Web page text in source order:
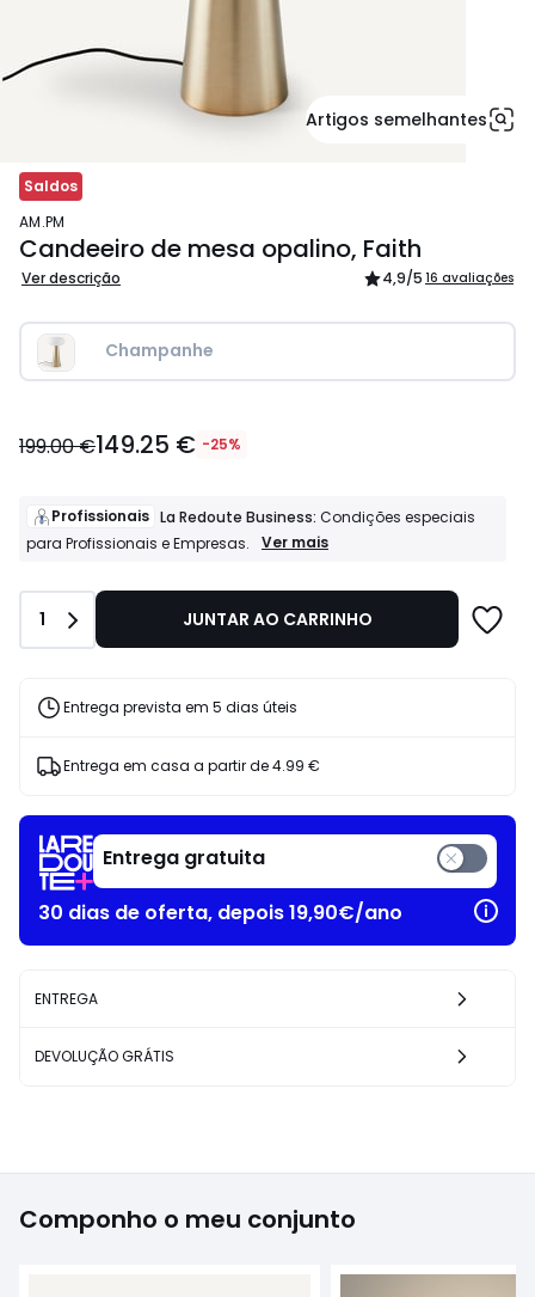
Artigos semelhantes
Saldos
AM.PM
Candeeiro de mesa opalino, Faith
Ver descrição 4,9/5 16 avaliações
Champanhe
€
de
199.00
25%
desconto
199.00 €149.25 € -25%
Profissionais La Redoute Business: Condições especiais
para Profissionais e Empresas.
Profissionais
Condições
e
Ver mais
Quantidade
1 JUNTAR AO CARRINHO
Entrega prevista em 5 dias úteis
Entrega em casa a partir de4.99 €
Entrega gratuita
30 dias de oferta, depois 19,90€/ano
ENTREGA
DEVOLUÇÃO GRÁTIS
Componho o meu conjunto